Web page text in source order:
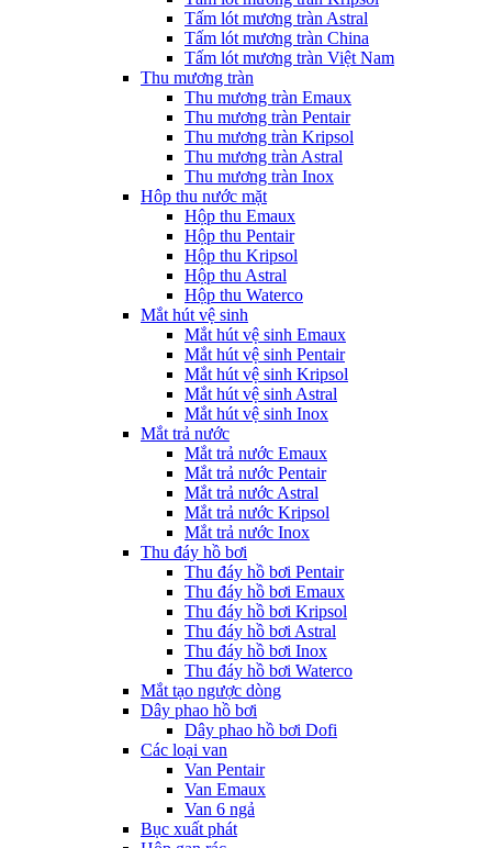
Tấm lót mương tràn Astral
Tấm lót mương tràn China
Tấm lót mương tràn Việt Nam
Thu mương tràn
Thu mương tràn Emaux
Thu mương tràn Pentair
Thu mương tràn Kripsol
Thu mương tràn Astral
Thu mương tràn Inox
Hôp thu nước mặt
Hộp thu Emaux
Hộp thu Pentair
Hộp thu Kripsol
Hộp thu Astral
Hộp thu Waterco
Mắt hút vệ sinh
Mắt hút vệ sinh Emaux
Mắt hút vệ sinh Pentair
Mắt hút vệ sinh Kripsol
Mắt hút vệ sinh Astral
Mắt hút vệ sinh Inox
Mắt trả nước
Mắt trả nước Emaux
Mắt trả nước Pentair
Mắt trả nước Astral
Mắt trả nước Kripsol
Mắt trả nước Inox
Thu đáy hồ bơi
Thu đáy hồ bơi Pentair
Thu đáy hồ bơi Emaux
Thu đáy hồ bơi Kripsol
Thu đáy hồ bơi Astral
Thu đáy hồ bơi Inox
Thu đáy hồ bơi Waterco
Mắt tạo ngược dòng
Dây phao hồ bơi
Dây phao hồ bơi Dofi
Các loại van
Van Pentair
Van Emaux
Van 6 ngả
Bục xuất phát